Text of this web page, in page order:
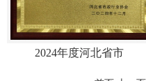
2024年度河北省市